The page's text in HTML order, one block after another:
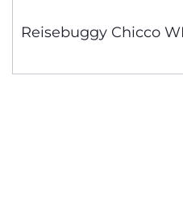
Reisebuggy Chicco